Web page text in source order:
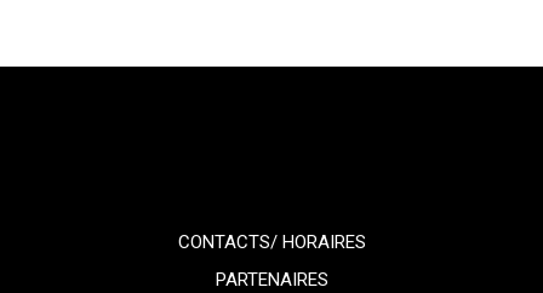
CONTACTS/ HORAIRES
PARTENAIRES